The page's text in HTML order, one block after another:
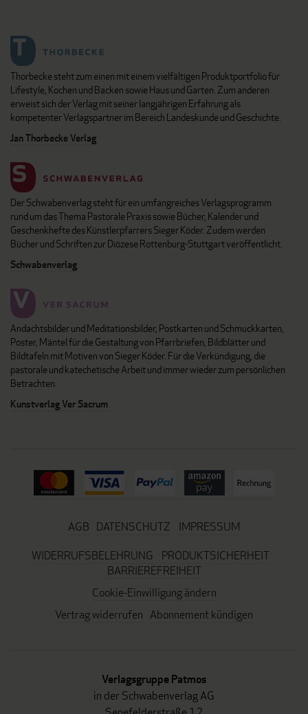
Thorbecke steht zum einen mit einem vielfältigen Produktportfolio für
Lifestyle, Kochen und Backen sowie Haus und Garten. Zum anderen
erweist sich der Verlag mit seiner langjährigen Erfahrung als
kompetenter Verlagspartner im Bereich Landeskunde und Geschichte.
Jan Thorbecke Verlag
Der Schwabenverlag steht für ein umfangreiches Verlagsprogramm
rund um das Thema Pastorale Praxis sowie Bücher, Kalender und
Geschenkhefte des Künstlerpfarrers Sieger Köder. Zudem werden
Bücher und Schriften zur Diözese Rottenburg-Stuttgart veröffentlicht.
Schwabenverlag
Andachtsbilder und Meditationsbilder, Postkarten und Schmuckkarten,
Poster, Mäntel für die Gestaltung von Pfarrbriefen, Bildblätter und
Bildtafeln mit Motiven von Sieger Köder. Für die Verkündigung, die
pastorale und katechetische Arbeit und immer wieder zum persönlichen
Betrachten.
Kunstverlag Ver Sacrum
AGB DATENSCHUTZ
IMPRESSUM
WIDERRUFSBELEHRUNG
PRODUKTSICHERHEIT
BARRIEREFREIHEIT
Cookie-Einwilligung ändern
Vertrag widerrufen Abonnement kündigen
Verlagsgruppe Patmos
in der Schwabenverlag AG